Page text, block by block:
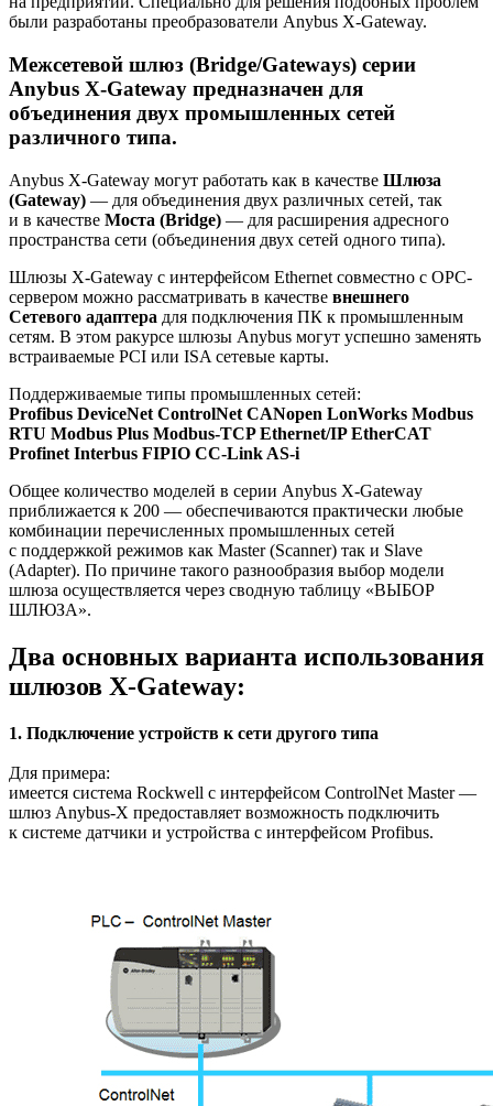
были разработаны преобразователи Anybus X-Gateway.
Межсетевой шлюз (Bridge/Gateways) серии
Anybus X-Gateway предназначен для
объединения двух промышленных сетей
различного типа.
Anybus X-Gateway могут работать как в качестве Шлюза
(Gateway) — для объединения двух различных сетей, так
и в качестве Моста (Bridge) — для расширения адресного
пространства сети (объединения двух сетей одного типа).
Шлюзы X-Gateway с интерфейсом Ethernet совместно с ОРС-
сервером можно рассматривать в качестве внешнего
Cетевого адаптера для подключения ПК к промышленным
сетям. В этом ракурсе шлюзы Anybus могут успешно заменять
встраиваемые PCI или ISA сетевые карты.
Поддерживаемые типы промышленных сетей:
Profibus DeviceNet ControlNet CANopen LonWorks Modbus
RTU Modbus Plus Modbus-TCP Ethernet/IP EtherCAT
Profinet Interbus FIPIO CC-Link AS-i
Общее количество моделей в серии Anybus X-Gateway
приближается к 200 — обеспечиваются практически любые
комбинации перечисленных промышленных сетей
с поддержкой режимов как Master (Scanner) так и Slave
(Adapter). По причине такого разнообразия выбор модели
шлюза осуществляется через сводную таблицу «ВЫБОР
ШЛЮЗА».
Два основных варианта использования
шлюзов X-Gateway:
1. Подключение устройств к сети другого типа
Для примера:
имеется система Rockwell с интерфейсом ControlNet Master —
шлюз Anybus-X предоставляет возможность подключить
к системе датчики и устройства с интерфейсом Profibus.